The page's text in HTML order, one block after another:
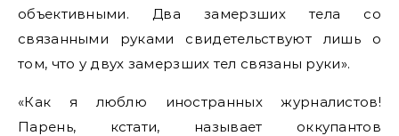
объективными. Два замерзших тела со
связанными руками свидетельствуют лишь о
том, что у двух замерзших тел связаны руки».
«Как я люблю иностранных журналистов!
Парень, кстати, называет оккупантов